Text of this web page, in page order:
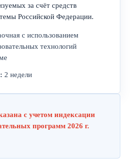
за счёт средств
Российской Федерации.
с использованием
технологий
2 недели
с учетом индексации
программ 2026 г.